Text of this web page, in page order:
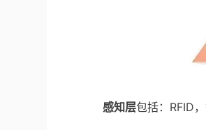
感知层包括：RFID